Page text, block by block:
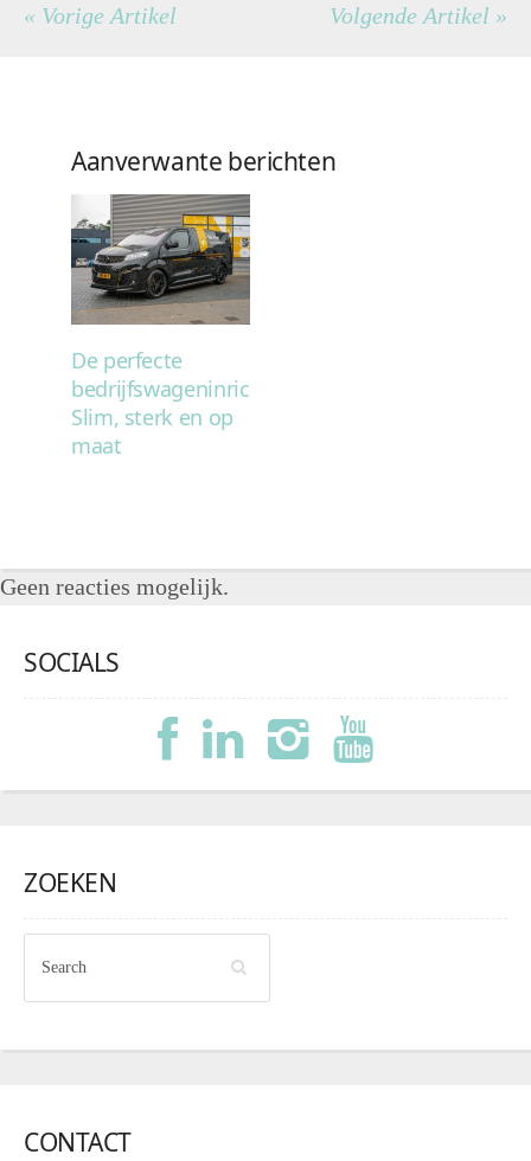
« Vorige Artikel Volgende Artikel »
Aanverwante berichten
De perfecte
bedrijfswageninrichting:
Slim, sterk en op
maat
Geen reacties mogelijk.
SOCIALS
ZOEKEN
CONTACT